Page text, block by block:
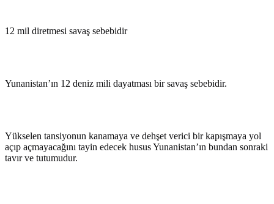
12 mil diretmesi savaş sebebidir
Yunanistan’ın 12 deniz mili dayatması bir savaş sebebidir.
Yükselen tansiyonun kanamaya ve dehşet verici bir kapışmaya yol
açıp açmayacağını tayin edecek husus Yunanistan’ın bundan sonraki
tavır ve tutumudur.